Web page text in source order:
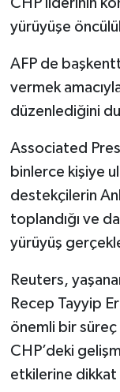
CHP liderinin
yürüyüşe
AFP de
vermek
düzenlediğini
Associated
binlerce kişiye
destekçilerin
toplandığı ve
yürüyüş
Reuters,
Recep Tayyip
önemli bir
CHP’deki
etkilerine